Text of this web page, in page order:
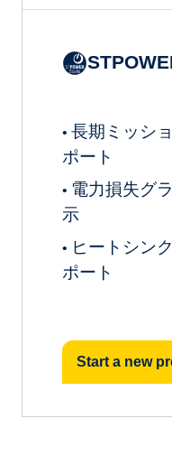
• 長期ミッシ
ポート
• 電力損失グ
示
• ヒートシン
ポート
Start a new